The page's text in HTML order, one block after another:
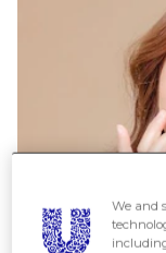
We and